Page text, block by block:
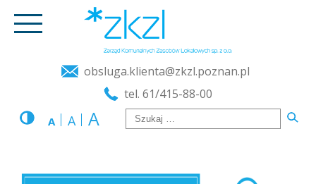
obsluga.klienta@zkzl.poznan.pl
tel. 61/415-88-00
A A A